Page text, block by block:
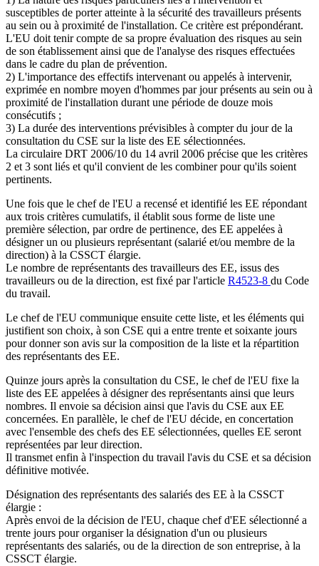
susceptibles de porter atteinte à la sécurité des travailleurs présents
au sein ou à proximité de l'installation. Ce critère est prépondérant.
L'EU doit tenir compte de sa propre évaluation des risques au sein
de son établissement ainsi que de l'analyse des risques effectuées
dans le cadre du plan de prévention.
2) L'importance des effectifs intervenant ou appelés à intervenir,
exprimée en nombre moyen d'hommes par jour présents au sein ou à
proximité de l'installation durant une période de douze mois
consécutifs ;
3) La durée des interventions prévisibles à compter du jour de la
consultation du CSE sur la liste des EE sélectionnées.
La circulaire DRT 2006/10 du 14 avril 2006 précise que les critères
2 et 3 sont liés et qu'il convient de les combiner pour qu'ils soient
pertinents.
Une fois que le chef de l'EU a recensé et identifié les EE répondant
aux trois critères cumulatifs, il établit sous forme de liste une
première sélection, par ordre de pertinence, des EE appelées à
désigner un ou plusieurs représentant (salarié et/ou membre de la
direction) à la CSSCT élargie.
Le nombre de représentants des travailleurs des EE, issus des
travailleurs ou de la direction, est fixé par l'article R4523-8 du Code
du travail.
Le chef de l'EU communique ensuite cette liste, et les éléments qui
justifient son choix, à son CSE qui a entre trente et soixante jours
pour donner son avis sur la composition de la liste et la répartition
des représentants des EE.
Quinze jours après la consultation du CSE, le chef de l'EU fixe la
liste des EE appelées à désigner des représentants ainsi que leurs
nombres. Il envoie sa décision ainsi que l'avis du CSE aux EE
concernées. En parallèle, le chef de l'EU décide, en concertation
avec l'ensemble des chefs des EE sélectionnées, quelles EE seront
représentées par leur direction.
Il transmet enfin à l'inspection du travail l'avis du CSE et sa décision
définitive motivée.
Désignation des représentants des salariés des EE à la CSSCT
élargie :
Après envoi de la décision de l'EU, chaque chef d'EE sélectionné a
trente jours pour organiser la désignation d'un ou plusieurs
représentants des salariés, ou de la direction de son entreprise, à la
CSSCT élargie.